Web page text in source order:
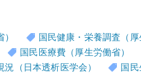
国民健康・栄養調査（
国民医療費（厚生労働省）
（日本透析医学会）
国